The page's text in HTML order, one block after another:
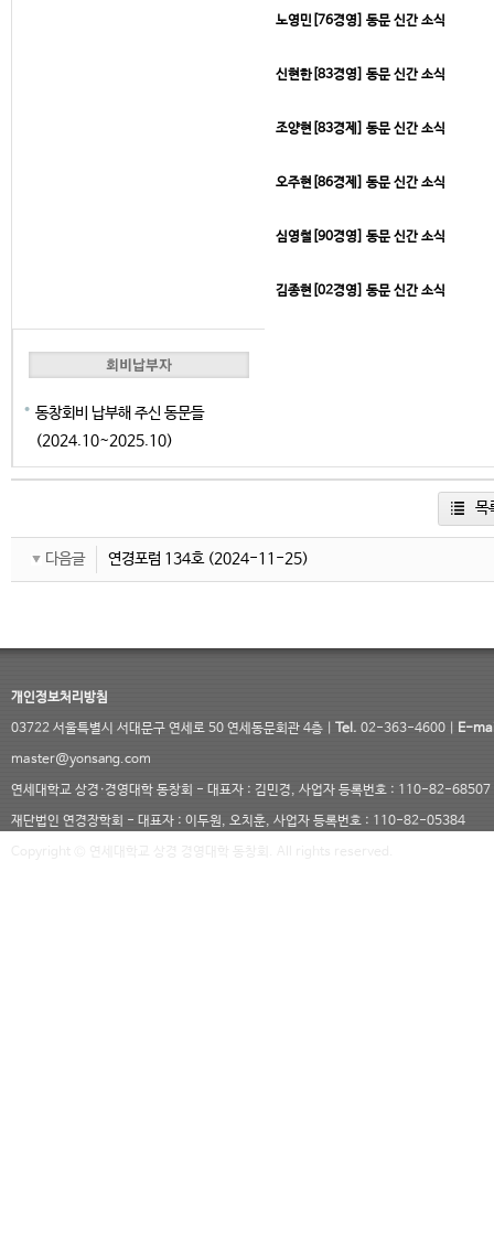
노영민[76경영] 동문 신간 소식
신현한[83경영] 동문 신간 소식
조양현[83경제] 동문 신간 소식
오주현[86경제] 동문 신간 소식
심영철[90경영] 동문 신간 소식
김종현[02경영] 동문 신간 소식
동창회비 납부해 주신 동문들
(2024.10~2025.10)
목
다음글 연경포럼 134호(2024-11-25)
개인정보처리방침
03722 서울특별시 서대문구 연세로 50 연세동문회관 4층 |
Tel. 02-363-4600 | E-
master@yonsang.com
연세대학교 상경·경영대학 동창회 - 대표자 : 김민경, 사업자 등록번호 : 110-82-68507
재단법인 연경장학회 - 대표자 : 이두원, 오치훈, 사업자 등록번호 : 110-82-05384